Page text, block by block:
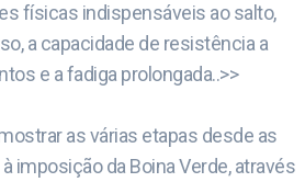
físicas indispensáveis ao salto,
a capacidade de resistência a
e a fadiga prolongada..>>
as várias etapas desde as
imposição da Boina Verde, através